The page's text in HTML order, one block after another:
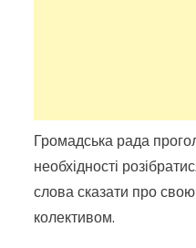
Громадська рада
необхідності
слова сказати про
колективом.